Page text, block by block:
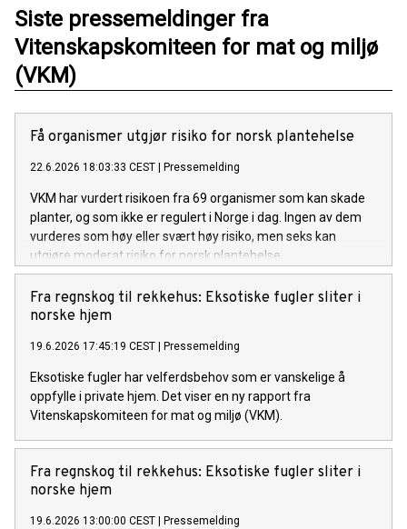
Siste pressemeldinger fra
Vitenskapskomiteen for mat og miljø
(VKM)
Få organismer utgjør risiko for norsk plantehelse
22.6.2026 18:03:33 CEST Pressemelding
VKM har vurdert risikoen fra 69 organismer som kan skade
planter, og som ikke er regulert i Norge i dag. Ingen av dem
vurderes som høy eller svært høy risiko, men seks kan
utgjøre moderat risiko for norsk plantehelse.
Fra regnskog til rekkehus: Eksotiske fugler sliter i
norske hjem
19.6.2026 17:45:19 CEST Pressemelding
Eksotiske fugler har velferdsbehov som er vanskelige å
oppfylle i private hjem. Det viser en ny rapport fra
Vitenskapskomiteen for mat og miljø (VKM).
Fra regnskog til rekkehus: Eksotiske fugler sliter i
norske hjem
19.6.2026 13:00:00 CEST Pressemelding